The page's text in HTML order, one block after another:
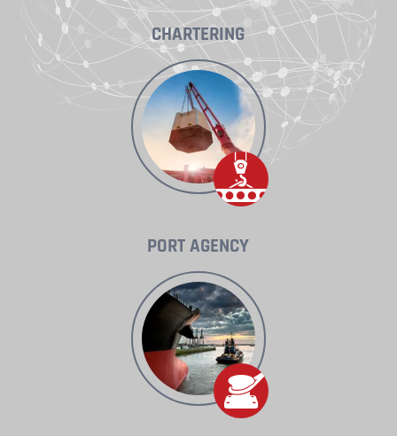
CHARTERING
PORT AGENCY